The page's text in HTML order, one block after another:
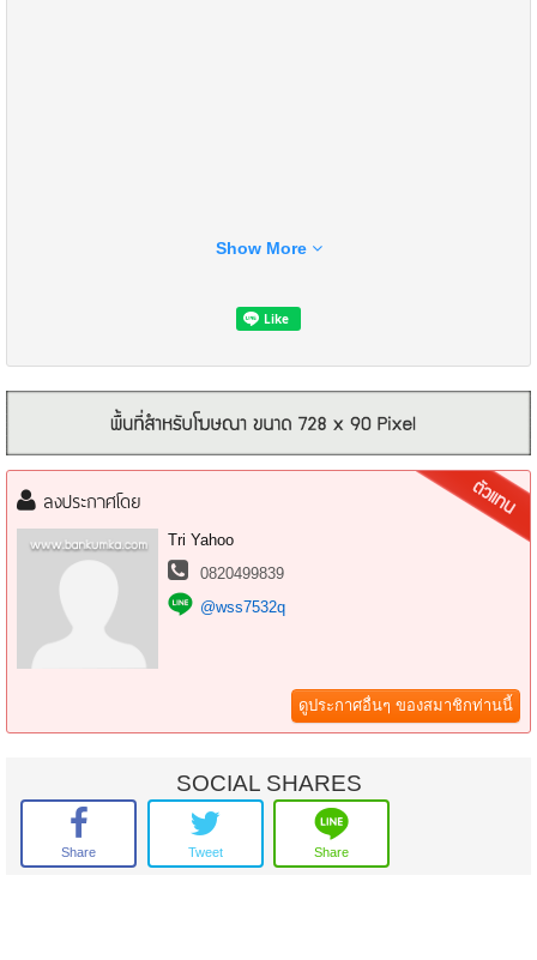
ที่อยู่ห่างจากโรงพยาบาลแปลงยาว ประมาณ 6 กม.
ใกล้ที่ว่าการอำเภอแปลงยาว
ใกล้วัดหนองปรือไม้แก้ว
~~~~~~~~~~~~~~~~~~~~~~~~~~~~~~~~~~~~
K.Tri 088-5860830 /Line ID : @wss7532q
https://www.facebook.com/MorityProperty
E-mail :
morityproperty@gmail.com
พิกัด : https://maps.app.goo.gl/9XHSsBuCTTS3BGfu6
~~~~~~~~~~~~~~~~~~~~~~~~~~~~~~~~~~~
Show More
ลงประกาศโดย
Tri Yahoo
0820499839
@wss7532q
ดูประกาศอื่นๆ ของสมาชิกท่านนี้
SOCIAL SHARES
Share Tweet Share